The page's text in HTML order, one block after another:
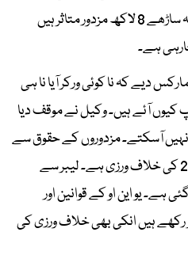
منصور ایڈووکیٹ نے موقف دیا کہ ساڑھے 8 لاکھ مزدور متاثر ہیں
ہے۔
دیے کہ نا کوئی ورکر آیا نا ہی
آئے ہیں۔ وکیل نے موقف دیا
آسکتے۔ مزدوروں کے حقوق سے
متعلق آئین کے آرٹیکل 8,9 اور 25 کی خلاف ورزی ہے۔ لیبر سے
ہے۔ یو این او کے قوانین اور
ہیں انکی بھی خلاف ورزی کی